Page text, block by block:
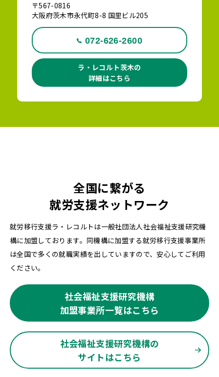
〒567-0816
大阪府茨木市永代町8-8 国里ビル205
072-626-2600
ラ・レコルト茨木の
詳細はこちら
全国に繋がる
就労支援ネットワーク
就労移行支援ラ・レコルトは一般社団法人社会福祉支援研究機
構に加盟しております。同機構に加盟する就労移行支援事業所
は全国で多くの就職実績を出していますので、安心してご利用
ください。
社会福祉支援研究機構
加盟事業所一覧はこちら
社会福祉支援研究機構の
サイトはこちら